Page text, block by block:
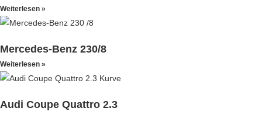
Weiterlesen »
Mercedes-Benz 230/8
Weiterlesen »
Audi Coupe Quattro 2.3